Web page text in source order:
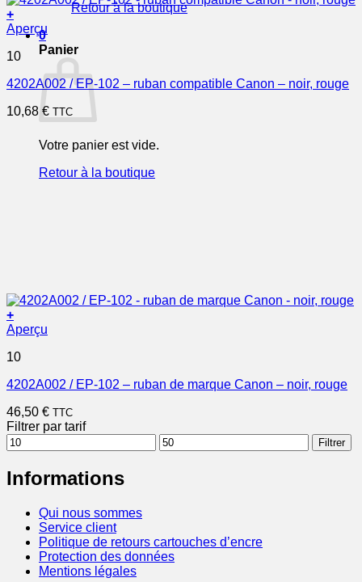
Retour à la boutique
0
Panier
Votre panier est vide.
Retour à la boutique
+
Aperçu
10
4202A002 / EP-102 – ruban compatible Canon – noir, rouge
10,68 € TTC
+
Aperçu
10
4202A002 / EP-102 – ruban de marque Canon – noir, rouge
46,50 € TTC
Filtrer par tarif
Prix
min
Prix
max
Filtrer
Informations
Qui nous sommes
Service client
Politique de retours cartouches d’encre
Protection des données
Mentions légales